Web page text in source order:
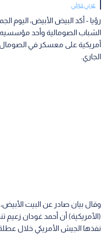
عربي دولي
رؤيا - أكد البيض الأبيض، اليوم
الشباب الصومالية وأحد
أمريكية على معسكر في
الجاري.
وقال بيان صادر عن البيت الأبيض،
(الأمريكية) أن أحمد غودان
نفذها الجيش الأمريكي خلال